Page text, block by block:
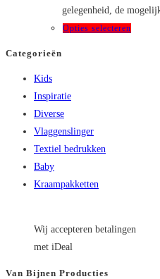
gelegenheid, de
Opties selecteren
Categorieën
Kids
Inspiratie
Diverse
Vlaggenslinger
Textiel bedrukken
Baby
Kraampakketten
Wij accepteren betalingen
met iDeal
Van Bijnen Producties